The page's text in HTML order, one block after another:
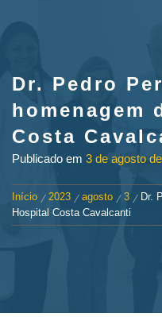
Dr. Pedro
homenagem
Costa
Publicado em 3 de agosto
Início 2023 agosto 3
Dr.
Hospital Costa Cavalcanti